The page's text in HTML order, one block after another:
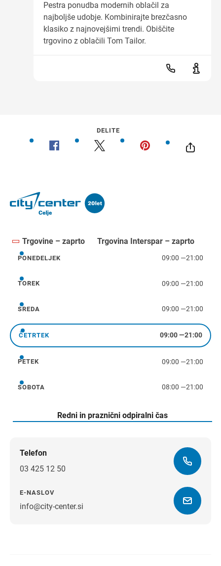
Pestra ponudba modernih oblačil za
najboljše udobje. Kombinirajte brezčasno
klasiko z najnovejšimi trendi. Obiščite
trgovino z oblačili Tom Tailor.
DELITE
Trgovine – zaprto Trgovina Interspar – zaprto
ponedeljek
PONEDELJEK 09:00 —21:00
torek
TOREK 09:00 —21:00
sreda
SREDA 09:00 —21:00
četrtek
ČETRTEK 09:00—21:00
petek
PETEK 09:00 —21:00
sobota
SOBOTA 08:00 —21:00
Redni in praznični odpiralni čas
Telefon
03 425 12 50
E-NASLOV
info@city-center.si